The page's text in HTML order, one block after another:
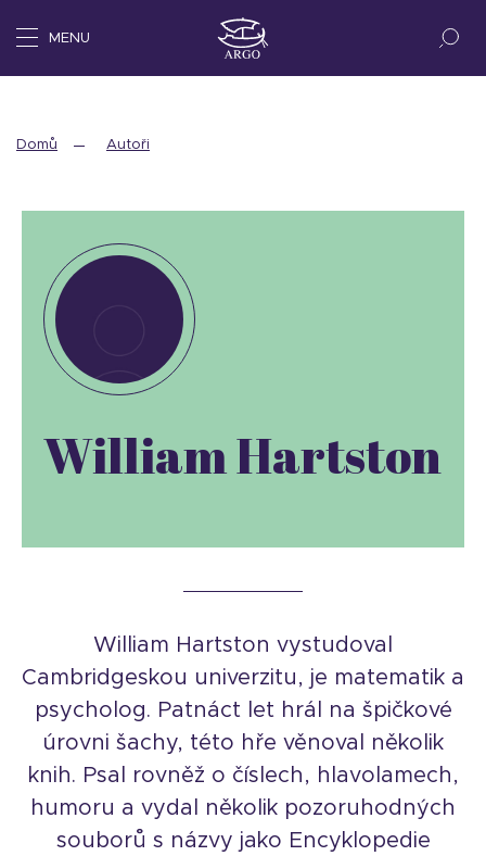
MENU
Domů Autoři
William Hartston
William Hartston vystudoval
Cambridgeskou univerzitu, je matematik a
psycholog. Patnáct let hrál na špičkové
úrovni šachy, této hře věnoval několik
knih. Psal rovněž o číslech, hlavolamech,
humoru a vydal několik pozoruhodných
souborů s názvy jako Encyklopedie